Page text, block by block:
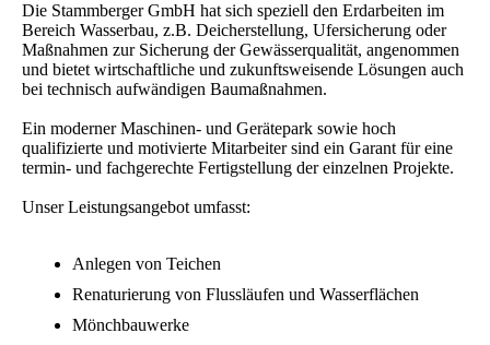
Die Stammberger GmbH hat sich speziell den Erdarbeiten im
Bereich Wasserbau, z.B. Deicherstellung, Ufersicherung oder
Maßnahmen zur Sicherung der Gewässerqualität, angenommen
und bietet wirtschaftliche und zukunftsweisende Lösungen auch
bei technisch aufwändigen Baumaßnahmen.
Ein moderner Maschinen- und Gerätepark sowie hoch
qualifizierte und motivierte Mitarbeiter sind ein Garant für eine
termin- und fachgerechte Fertigstellung der einzelnen Projekte.
Unser Leistungsangebot umfasst:
Anlegen von Teichen
Renaturierung von Flussläufen und Wasserflächen
Mönchbauwerke